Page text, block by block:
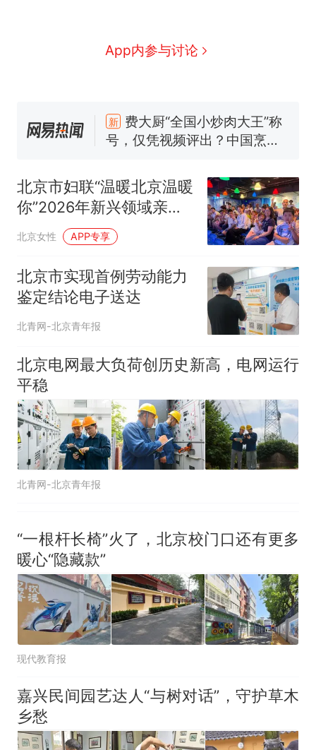
App内参与讨论
新
费大厨“全国小炒肉大王”称
号，仅凭视频评出？中国烹饪
协会回应
男子上山采菌偶然发现鸡枞菌
140多朵
美国渔民钓获鲨鱼徒手将其拽
回大海 目击者直呼震惊 （视频
来源：参考消息）
笔试第一被第二名传话劝弃考
官方通报
惊艳！字都飘起来了 博主在田
间创作“悬浮字” 网友：真·裸眼
3D！
热 制裁瓜子饺子，美国怕什
北京市妇联“温暖北京温暖
你”2026年新兴领域亲子
文化之旅走进朝阳区富国
海底世界
北京女性 APP专享
北京市实现首例劳动能力
鉴定结论电子送达
北青网-北京青年报
北京电网最大负荷创历史新高，电网运行
平稳
北青网-北京青年报
“一根杆长椅”火了，北京校门口还有更多
暖心“隐藏款”
现代教育报
嘉兴民间园艺达人“与树对话”，守护草木
乡愁